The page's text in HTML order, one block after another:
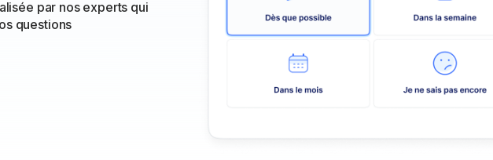
par nos experts qui
questions